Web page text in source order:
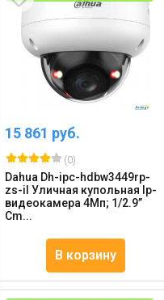
15 861 руб.
(0)
Dahua Dh-ipc-hdbw3449rp-
zs-il Уличная купольная Ip-
видеокамера 4Мп; 1/2.9”
Cm...
В корзину